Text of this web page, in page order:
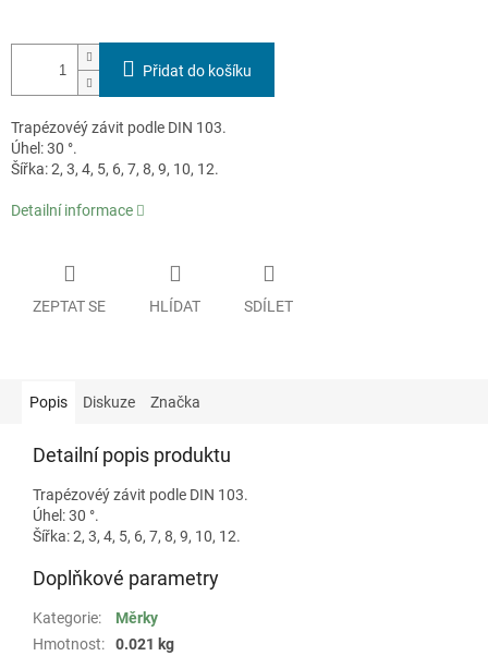
Přidat do košíku
Trapézovéý závit podle DIN 103.
Úhel: 30 °.
Šířka: 2, 3, 4, 5, 6, 7, 8, 9, 10, 12.
Detailní informace
ZEPTAT SE HLÍDAT SDÍLET
Popis Diskuze Značka
Detailní popis produktu
Trapézovéý závit podle DIN 103.
Úhel: 30 °.
Šířka: 2, 3, 4, 5, 6, 7, 8, 9, 10, 12.
Doplňkové parametry
Kategorie:
Měrky
Hmotnost: 0.021 kg